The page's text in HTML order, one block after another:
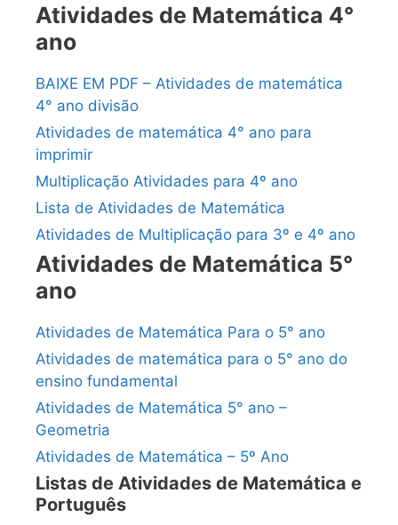
Atividades de Matemática 4°
ano
BAIXE EM PDF – Atividades de matemática
4° ano divisão
Atividades de matemática 4° ano para
imprimir
Multiplicação Atividades para 4º ano
Lista de Atividades de Matemática
Atividades de Multiplicação para 3º e 4º ano
Atividades de Matemática 5°
ano
Atividades de Matemática Para o 5° ano
Atividades de matemática para o 5° ano do
ensino fundamental
Atividades de Matemática 5° ano –
Geometria
Atividades de Matemática – 5º Ano
Listas de Atividades de Matemática e
Português